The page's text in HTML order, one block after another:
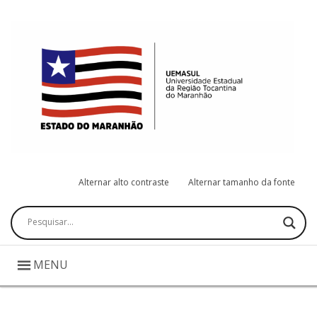
Alternar alto contraste Alternar tamanho da fonte
Pesquisar
MENU